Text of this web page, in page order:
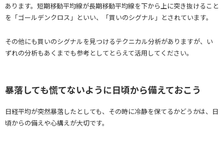
あります。短期移動平均線が長期移動平均線を下から上に突き抜けること
を「ゴールデンクロス」といい、「買いのシグナル」とされています。
その他にも買いのシグナルを見つけるテクニカル分析がありますが、い
ずれの分析もあくまでも参考としてとらえて活用してください。
暴落しても慌てないように日頃から備えておこう
日経平均が突然暴落したとしても、その時に冷静を保てるかどうかは、日
頃からの備えや心構えが大切です。